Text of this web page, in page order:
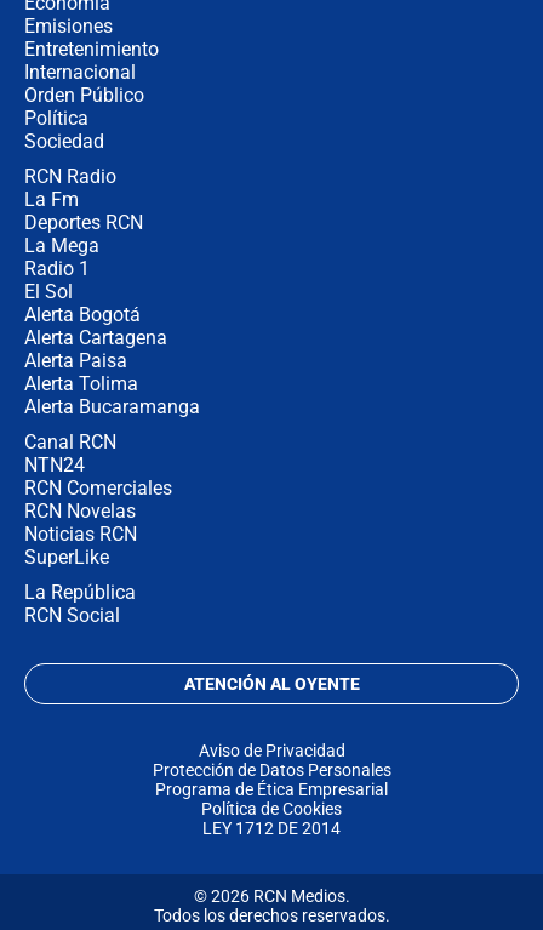
Emisiones
Entretenimiento
Internacional
Orden Público
Política
Sociedad
RCN Radio
La Fm
Deportes RCN
La Mega
Radio 1
El Sol
Alerta Bogotá
Alerta Cartagena
Alerta Paisa
Alerta Tolima
Alerta Bucaramanga
Canal RCN
NTN24
RCN Comerciales
RCN Novelas
Noticias RCN
SuperLike
La República
RCN Social
ATENCIÓN AL OYENTE
Aviso de Privacidad
Protección de Datos Personales
Programa de Ética Empresarial
Política de Cookies
LEY 1712 DE 2014
© 2026 RCN Medios.
Todos los derechos reservados.